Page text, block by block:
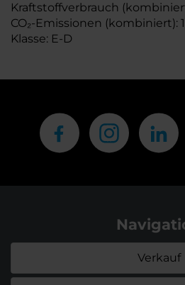
Kraftstoffverbrauch
CO₂-Emissionen (kombiniert):
Klasse: E-D
Verkauf